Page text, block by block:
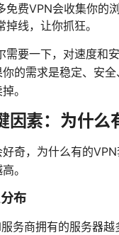
免费VPN会收集你的
掉线，让你抓狂。
需要一下，对速度和
的需求是稳定、安全
。
素：为什么
奇，为什么有的
。
布
务商拥有的服务器越